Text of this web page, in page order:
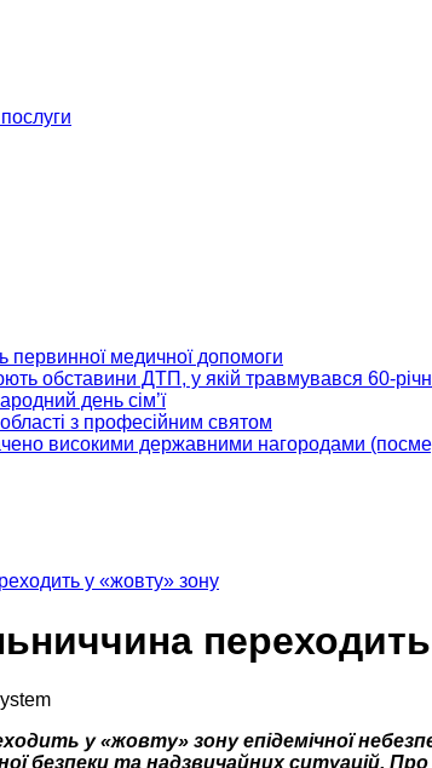
первинної медичної допомоги
обставини ДТП, у якій травмувався 60-
день сім’ї
з професійним святом
високими державними нагородами
у «жовту» зону
у «жовту» зону епідемічної
безпеки та надзвичайних ситуацій.